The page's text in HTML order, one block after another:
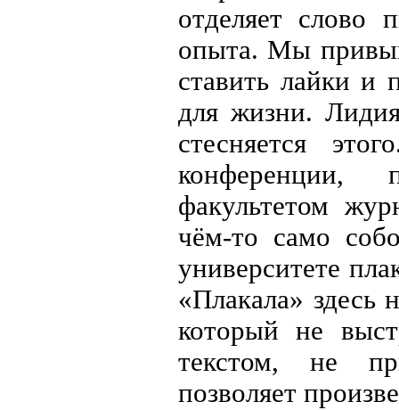
отделяет слово
опыта. Мы
ставить лайки и
для жизни.
стесняется
конференции,
факультетом
чём-то само
университете
«Плакала» здесь
который не
текстом, не
позволяет